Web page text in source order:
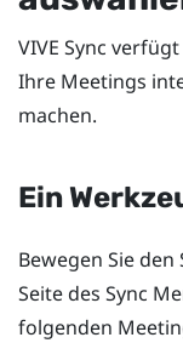
VIVE Sync verfügt
Ihre Meetings
machen.
Ein
Bewegen Sie
Seite des Sync
folgenden